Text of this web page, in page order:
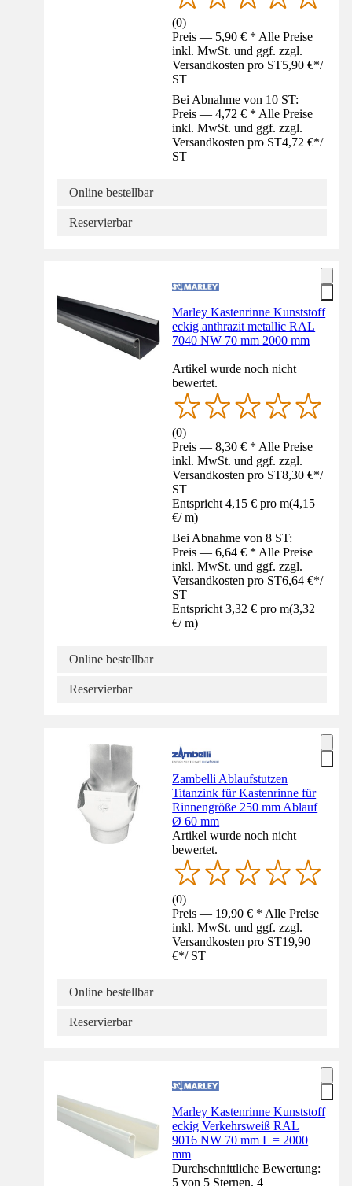
(0)
Preis — 5,90 € * Alle Preise
inkl. MwSt. und ggf. zzgl.
Versandkosten pro ST5,90 €*/
ST
Bei Abnahme von 10 ST:
Preis — 4,72 € * Alle Preise
inkl. MwSt. und ggf. zzgl.
Versandkosten pro ST4,72 €*/
ST
Online bestellbar
Reservierbar
Marley Kastenrinne Kunststoff
eckig anthrazit metallic RAL
7040 NW 70 mm 2000 mm
Artikel wurde noch nicht
bewertet.
(0)
Preis — 8,30 € * Alle Preise
inkl. MwSt. und ggf. zzgl.
Versandkosten pro ST8,30 €*/
ST
Entspricht 4,15 € pro m(4,15
€/ m)
Bei Abnahme von 8 ST:
Preis — 6,64 € * Alle Preise
inkl. MwSt. und ggf. zzgl.
Versandkosten pro ST6,64 €*/
ST
Entspricht 3,32 € pro m(3,32
€/ m)
Online bestellbar
Reservierbar
Zambelli Ablaufstutzen
Titanzink für Kastenrinne für
Rinnengröße 250 mm Ablauf
Ø 60 mm
Artikel wurde noch nicht
bewertet.
(0)
Preis — 19,90 € * Alle Preise
inkl. MwSt. und ggf. zzgl.
Versandkosten pro ST19,90
€*/ ST
Online bestellbar
Reservierbar
Marley Kastenrinne Kunststoff
eckig Verkehrsweiß RAL
9016 NW 70 mm L = 2000
mm
Durchschnittliche Bewertung:
5 von 5 Sternen. 4